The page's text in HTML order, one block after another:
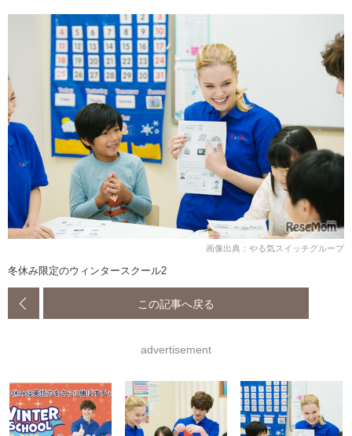
画像出典：やる気スイッチグループ
冬休み限定のウィンタースクール2
この記事へ戻る
advertisement